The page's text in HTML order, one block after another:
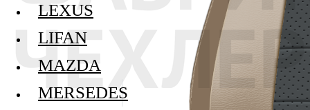
LEXUS
LIFAN
MAZDA
MERSEDES